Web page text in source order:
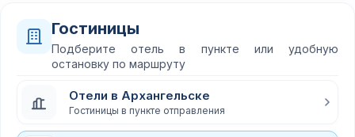
Гостиницы
Подберите отель в пункте или удобную
остановку по маршруту
Отели в Архангельске
Гостиницы в пункте отправления